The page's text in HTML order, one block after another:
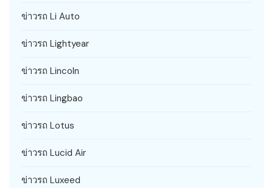
ข่าวรถ Li Auto
ข่าวรถ Lightyear
ข่าวรถ Lincoln
ข่าวรถ Lingbao
ข่าวรถ Lotus
ข่าวรถ Lucid Air
ข่าวรถ Luxeed